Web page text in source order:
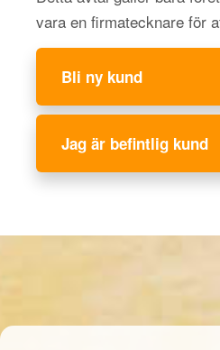
vara en firmatecknare för
Bli ny kund
Jag är befintlig kund